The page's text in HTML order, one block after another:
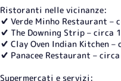
Ristoranti nelle vicinanze:
✔️ Verde Minho Restaurant –
✔️ The Downing Strip – circa
✔️ Clay Oven Indian Kitchen
✔️ Panacee Restaurant –
Supermercati e servizi: